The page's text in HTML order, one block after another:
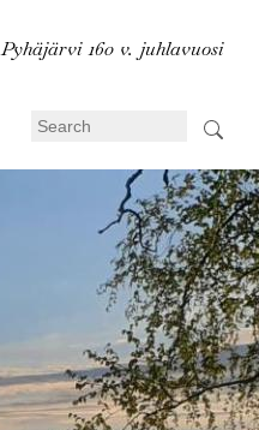
toPyhäjärvi 160 v. juhlavuosi
Search